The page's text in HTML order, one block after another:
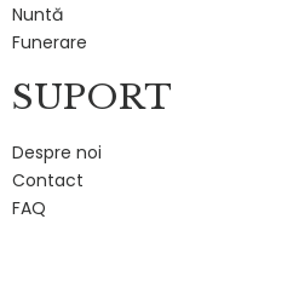
Nuntă
Funerare
SUPORT
Despre noi
Contact
FAQ